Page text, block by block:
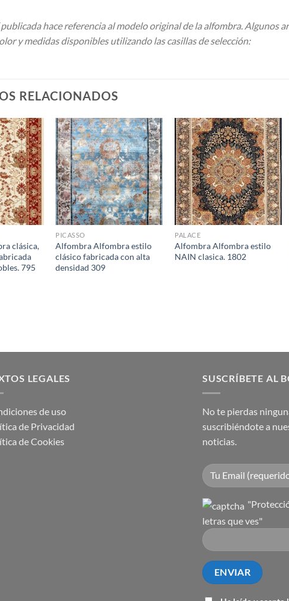
hace referencia al modelo original de la alfombra. Algunos
y medidas disponibles utilizando las casillas de selección:
RELACIONADOS
clásica,
795
PICASSO
Alfombra Alfombra estilo
clásico fabricada con alta
densidad 309
PALACE
Alfombra Alfombra estilo
NAIN clasica. 1802
LEGALES
de uso
de Privacidad
de Cookies
SUSCRÍBETE AL
No te pierdas
suscribiéndote a
noticias.
letras que ves"